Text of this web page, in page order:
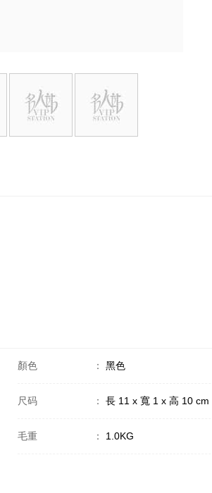
顏色 ： 黑色
尺码 ： 長 11 x 寬 1 x 高 10 cm
毛重 ： 1.0KG